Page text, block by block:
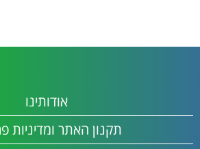
אודותינו
תקנון האתר ומדיניות